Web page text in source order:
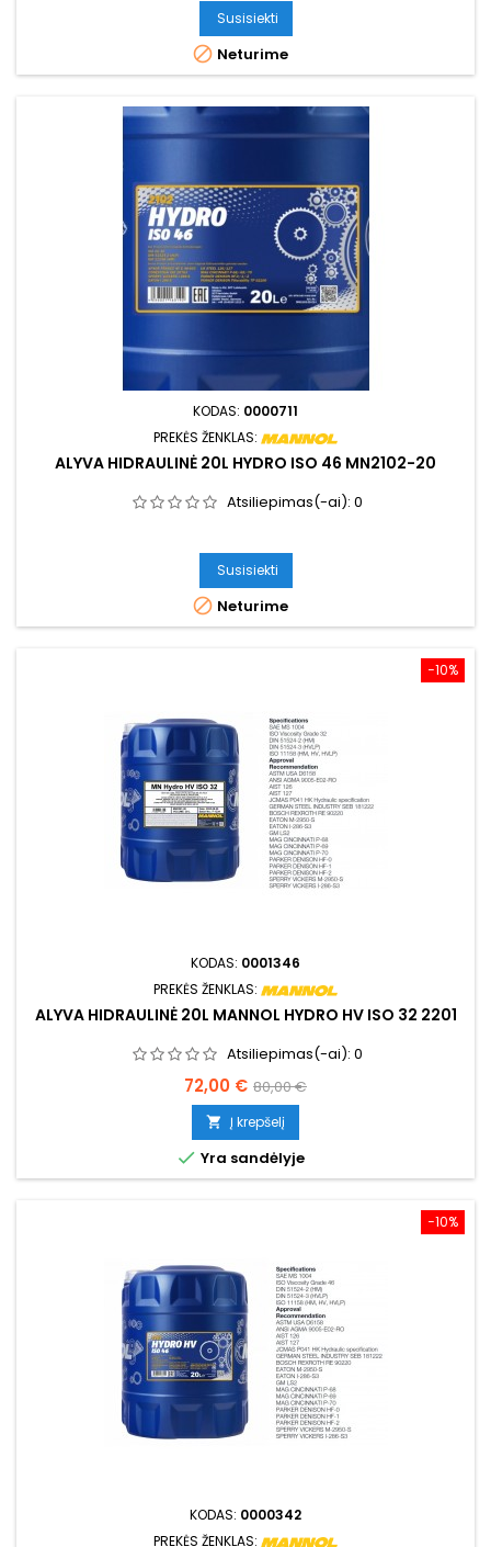
Susisiekti
 Neturime
KODAS: 0000711
PREKĖS ŽENKLAS:
ALYVA HIDRAULINĖ 20L HYDRO ISO 46 MN2102-20
Atsiliepimas(-ai): 0
Susisiekti
 Neturime
−10%
KODAS: 0001346
PREKĖS ŽENKLAS:
ALYVA HIDRAULINĖ 20L MANNOL HYDRO HV ISO 32 2201
Atsiliepimas(-ai): 0
Kaina
72,00 € Bazinė
kaina
80,00 €
 Į krepšelį
 Yra sandėlyje
−10%
KODAS: 0000342
PREKĖS ŽENKLAS: